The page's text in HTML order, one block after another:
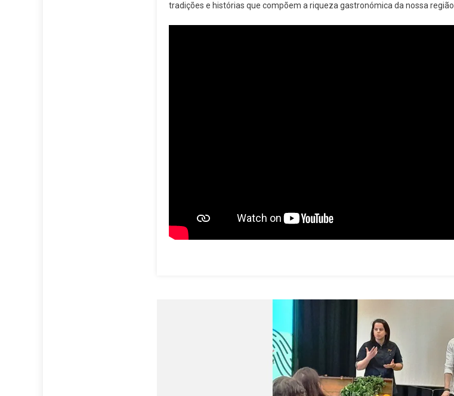
tradições e histórias que compõem a riqueza gastronómica da nossa região.